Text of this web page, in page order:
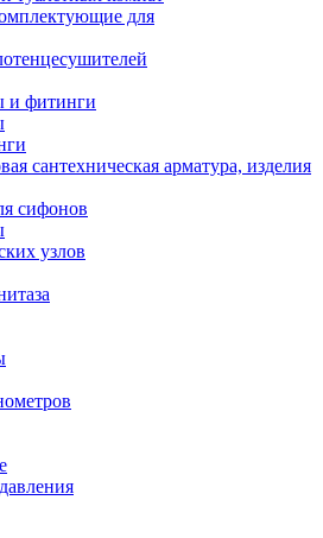
для
и фитинги
сантехническая арматура, изделия
сифонов
узлов